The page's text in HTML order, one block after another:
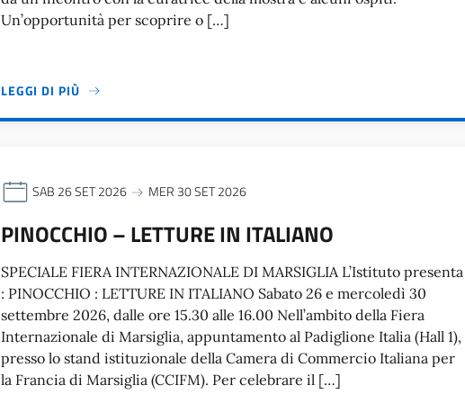
Un’opportunità per scoprire o […]
LEGGI DI PIÙ
SAB 26 SET 2026 MER 30 SET 2026
PINOCCHIO – LETTURE IN ITALIANO
SPECIALE FIERA INTERNAZIONALE DI MARSIGLIA L’Istituto presenta
: PINOCCHIO : LETTURE IN ITALIANO Sabato 26 e mercoledì 30
settembre 2026, dalle ore 15.30 alle 16.00 Nell’ambito della Fiera
Internazionale di Marsiglia, appuntamento al Padiglione Italia (Hall 1),
presso lo stand istituzionale della Camera di Commercio Italiana per
la Francia di Marsiglia (CCIFM). Per celebrare il […]